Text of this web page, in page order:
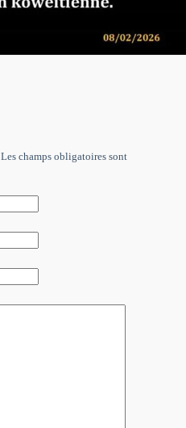
Les champs obligatoires sont